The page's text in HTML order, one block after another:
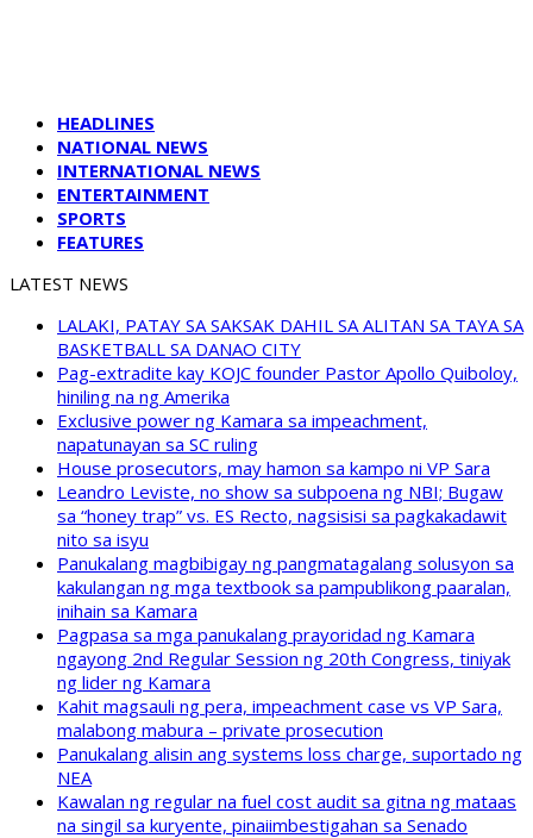
HEADLINES
NATIONAL NEWS
INTERNATIONAL NEWS
ENTERTAINMENT
SPORTS
FEATURES
LATEST NEWS
LALAKI, PATAY SA SAKSAK DAHIL SA ALITAN SA TAYA SA
BASKETBALL SA DANAO CITY
Pag-extradite kay KOJC founder Pastor Apollo Quiboloy,
hiniling na ng Amerika
Exclusive power ng Kamara sa impeachment,
napatunayan sa SC ruling
House prosecutors, may hamon sa kampo ni VP Sara
Leandro Leviste, no show sa subpoena ng NBI; Bugaw
sa “honey trap” vs. ES Recto, nagsisisi sa pagkakadawit
nito sa isyu
Panukalang magbibigay ng pangmatagalang solusyon sa
kakulangan ng mga textbook sa pampublikong paaralan,
inihain sa Kamara
Pagpasa sa mga panukalang prayoridad ng Kamara
ngayong 2nd Regular Session ng 20th Congress, tiniyak
ng lider ng Kamara
Kahit magsauli ng pera, impeachment case vs VP Sara,
malabong mabura – private prosecution
Panukalang alisin ang systems loss charge, suportado ng
NEA
Kawalan ng regular na fuel cost audit sa gitna ng mataas
na singil sa kuryente, pinaiimbestigahan sa Senado